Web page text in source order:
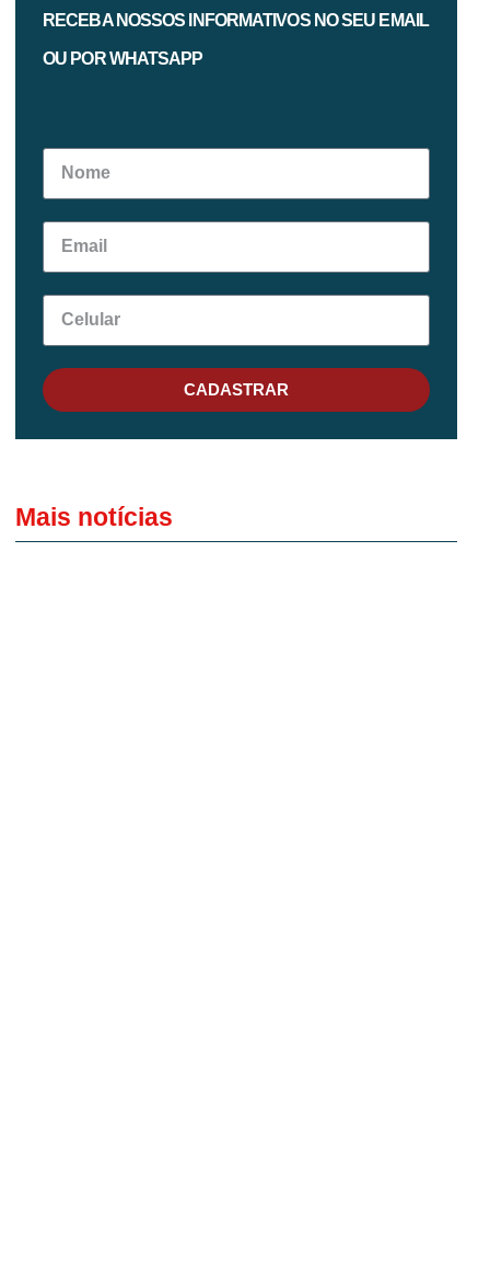
RECEBA NOSSOS INFORMATIVOS NO SEU EMAIL
OU POR WHATSAPP
CADASTRAR
Mais notícias